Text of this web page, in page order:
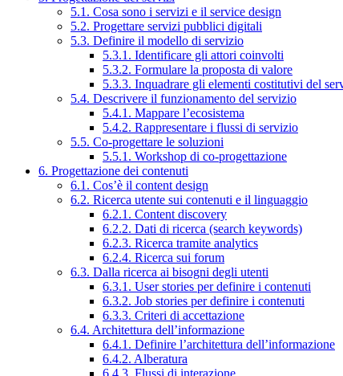
5.1. Cosa sono i servizi e il service design
5.2. Progettare servizi pubblici digitali
5.3. Definire il modello di servizio
5.3.1. Identificare gli attori coinvolti
5.3.2. Formulare la proposta di valore
5.3.3. Inquadrare gli elementi costitutivi del
5.4. Descrivere il funzionamento del servizio
5.4.1. Mappare l’ecosistema
5.4.2. Rappresentare i flussi di servizio
5.5. Co-progettare le soluzioni
5.5.1. Workshop di co-progettazione
6. Progettazione dei contenuti
6.1. Cos’è il content design
6.2. Ricerca utente sui contenuti e il linguaggio
6.2.1. Content discovery
6.2.2. Dati di ricerca (search keywords)
6.2.3. Ricerca tramite analytics
6.2.4. Ricerca sui forum
6.3. Dalla ricerca ai bisogni degli utenti
6.3.1. User stories per definire i contenuti
6.3.2. Job stories per definire i contenuti
6.3.3. Criteri di accettazione
6.4. Architettura dell’informazione
6.4.1. Definire l’architettura dell’informazione
6.4.2. Alberatura
6.4.3. Flussi di interazione